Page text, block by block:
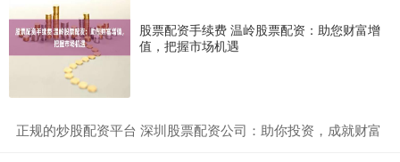
股票配资手续费 温岭股票配资：助您财富增
值，把握市场机遇
​正规的炒股配资平台 深圳股票配资公司：助你投资，成就财富